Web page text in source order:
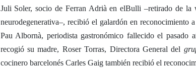
Juli Soler, socio de Ferran Adrià en elBulli –retirado de la
neurodegenerativa–, recibió el galardón en reconocimiento
Pau Albornà, periodista gastronómico fallecido el
recogió su madre, Roser Torras, Directora General del
cocinero barcelonés Carles Gaig también recibió el